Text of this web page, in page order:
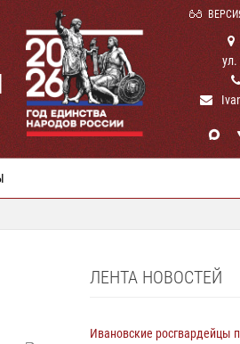
ул.
ЛЕНТА НОВОСТЕЙ
Ивановские росгвардейцы